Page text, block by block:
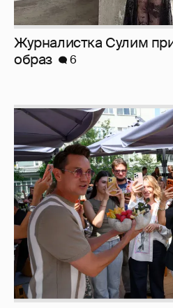
Анастасия
Оксана Русланова и
фестиваля «Баланс
рассматриваем летние